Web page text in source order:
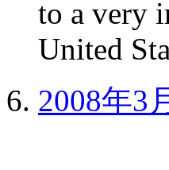
to a very
United
2008年3